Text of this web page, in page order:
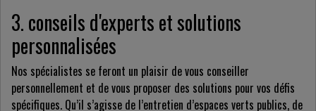
3. conseils d'experts et solutions
personnalisées
Nos spécialistes se feront un plaisir de vous conseiller
personnellement et de vous proposer des solutions pour vos défis
spécifiques. Qu’il s’agisse de l’entretien d’espaces verts publics, de